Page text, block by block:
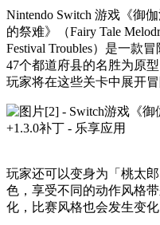
Nintendo Switch 游戏《御
的祭难》（Fairy Tale
Festival Troubles）是一款
47个都道府县的名胜为原
玩家将在这些关卡中展开冒
玩家还可以变身为「桃太
色，享受不同的动作风格
化，比赛风格也会发生变化